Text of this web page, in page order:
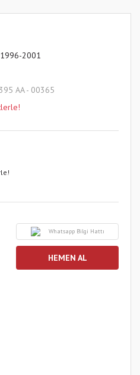
1996-2001
AA - 00365
Whatsapp Bilgi Hattı
HEMEN AL